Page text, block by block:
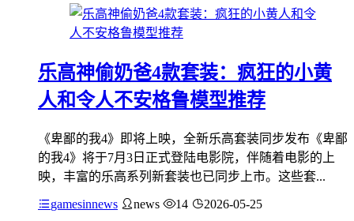
乐高神偷奶爸4款套装：疯狂的小黄
人和令人不安格鲁模型推荐
《卑鄙的我4》即将上映，全新乐高套装同步发布《卑鄙
的我4》将于7月3日正式登陆电影院，伴随着电影的上
映，丰富的乐高系列新套装也已同步上市。这些套...
gamesinnews news 14 2026-05-25